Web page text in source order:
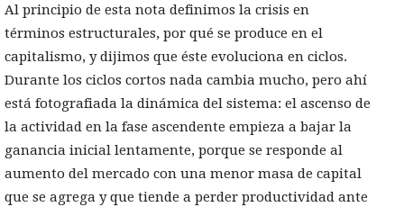
Al principio de esta nota definimos la crisis en
términos estructurales, por qué se produce en el
capitalismo, y dijimos que éste evoluciona en ciclos.
Durante los ciclos cortos nada cambia mucho, pero ahí
está fotografiada la dinámica del sistema: el ascenso de
la actividad en la fase ascendente empieza a bajar la
ganancia inicial lentamente, porque se responde al
aumento del mercado con una menor masa de capital
que se agrega y que tiende a perder productividad ante